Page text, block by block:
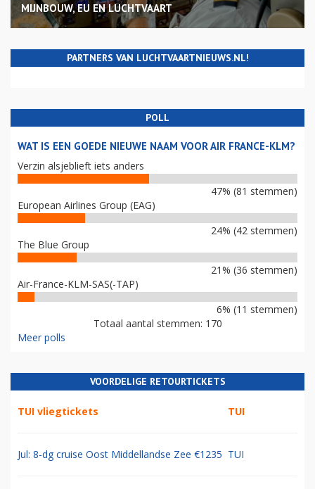
MIJNBOUW, EU EN LUCHTVAART
PARTNERS VAN LUCHTVAARTNIEUWS.NL!
POLL
WAT IS EEN GOEDE NIEUWE NAAM VOOR AIR FRANCE-KLM?
Verzin alsjeblieft iets anders
47% (81 stemmen)
European Airlines Group (EAG)
24% (42 stemmen)
The Blue Group
21% (36 stemmen)
Air-France-KLM-SAS(-TAP)
6% (11 stemmen)
Totaal aantal stemmen: 170
Meer polls
VOORDELIGE RETOURTICKETS
TUI vliegtickets TUI
Jul: 8-dg cruise Oost Middellandse Zee €1235 TUI